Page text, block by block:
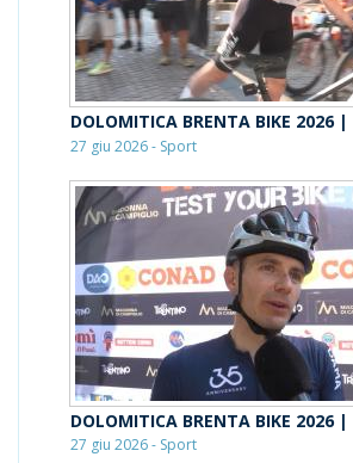
DOLOMITICA BRENTA BIKE
27 giu 2026 - Sport
DOLOMITICA BRENTA BIKE 2026 |
27 giu 2026 - Sport